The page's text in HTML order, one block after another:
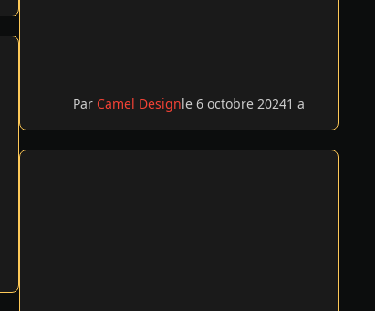
Par Camel Designle 6 octobre 20241 a